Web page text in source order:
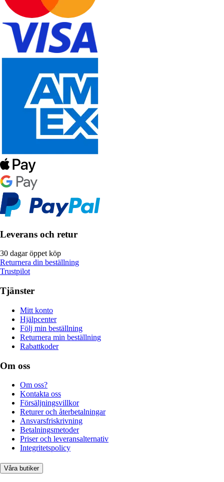
Leverans och retur
30 dagar öppet köp
Returnera din beställning
Trustpilot
Tjänster
Mitt konto
Hjälpcenter
Följ min beställning
Returnera min beställning
Rabattkoder
Om oss
Om oss?
Kontakta oss
Försäljningsvillkor
Returer och återbetalningar
Ansvarsfriskrivning
Betalningsmetoder
Priser och leveransalternativ
Integritetspolicy
Våra butiker